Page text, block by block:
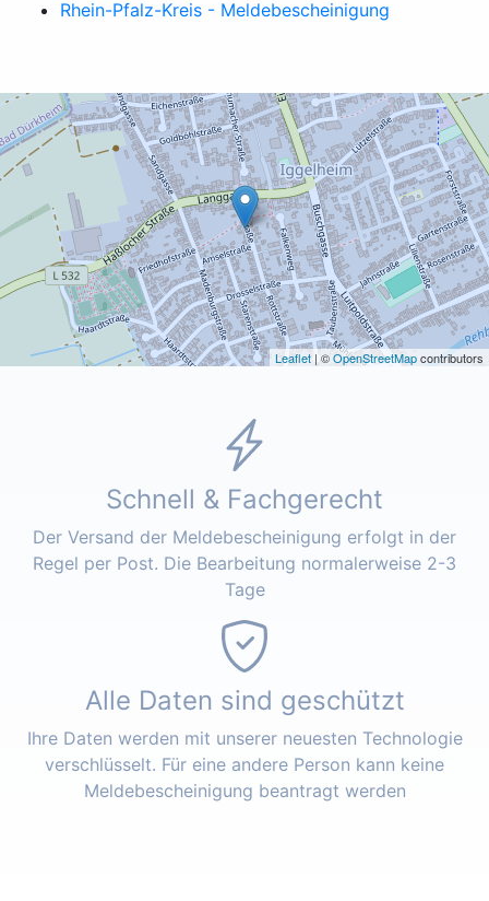
Rhein-Pfalz-Kreis - Meldebescheinigung
Leaflet | ©OpenStreetMapcontributors
Schnell & Fachgerecht
Der Versand der Meldebescheinigung erfolgt in der
Regel per Post. Die Bearbeitung normalerweise 2-3
Tage
Alle Daten sind geschützt
Ihre Daten werden mit unserer neuesten Technologie
verschlüsselt. Für eine andere Person kann keine
Meldebescheinigung beantragt werden